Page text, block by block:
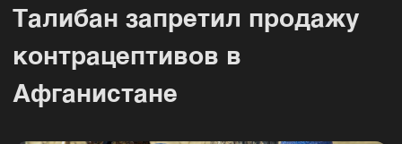
Талибан запретил продажу
контрацептивов в
Афганистане